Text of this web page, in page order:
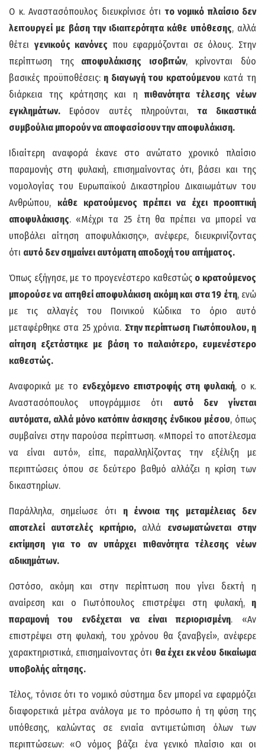
Ο κ. Αναστασόπουλος διευκρίνισε ότιτο νομικό πλαίσιο δεν
λειτουργεί με βάση την ιδιαιτερότητα κάθε υπόθεσης, αλλά
θέτειγενικούς κανόνες που εφαρμόζονται σε όλους. Στην
περίπτωση τηςαποφυλάκισης ισοβιτών, κρίνονται δύο
βασικές προϋποθέσεις:η διαγωγή του κρατούμενου κατά τη
διάρκεια της κράτησης και ηπιθανότητα τέλεσης νέων
εγκλημάτων. Εφόσον αυτές πληρούνται,τα δικαστικά
συμβούλια μπορούν να αποφασίσουν την αποφυλάκιση.
Ιδιαίτερη αναφορά έκανε στο ανώτατο χρονικό πλαίσιο
παραμονής στη φυλακή, επισημαίνοντας ότι, βάσει και της
νομολογίας του Ευρωπαϊκού Δικαστηρίου Δικαιωμάτων του
Ανθρώπου, κάθε κρατούμενος πρέπει να έχει προοπτική
αποφυλάκισης. «Μέχρι τα 25 έτη θα πρέπει να μπορεί να
υποβάλει αίτηση αποφυλάκισης», ανέφερε, διευκρινίζοντας
ότι αυτό δεν σημαίνει αυτόματη αποδοχή του αιτήματος.
Όπως εξήγησε, με το προγενέστερο καθεστώς ο κρατούμενος
μπορούσε να αιτηθεί αποφυλάκιση ακόμη και στα 19 έτη, ενώ
με τις αλλαγές του Ποινικού Κώδικα το όριο αυτό
μεταφέρθηκε στα 25 χρόνια. Στην περίπτωση Γιωτόπουλου, η
αίτηση εξετάστηκε με βάση το παλαιότερο, ευμενέστερο
καθεστώς.
Αναφορικά με το ενδεχόμενο επιστροφής στη φυλακή, ο κ.
Αναστασόπουλος υπογράμμισε ότι αυτό δεν γίνεται
αυτόματα, αλλά μόνο κατόπιν άσκησης ένδικου μέσου, όπως
συμβαίνει στην παρούσα περίπτωση. «Μπορεί το αποτέλεσμα
να είναι αυτό», είπε, παραλληλίζοντας την εξέλιξη με
περιπτώσεις όπου σε δεύτερο βαθμό αλλάζει η κρίση των
δικαστηρίων.
Παράλληλα, σημείωσε ότι η έννοια της μεταμέλειας δεν
αποτελεί αυτοτελές κριτήριο,αλλά ενσωματώνεται στην
εκτίμηση για το αν υπάρχει πιθανότητα τέλεσης νέων
αδικημάτων.
Ωστόσο, ακόμη και στην περίπτωση που γίνει δεκτή η
αναίρεση και ο Γιωτόπουλος επιστρέψει στη φυλακή,η
παραμονή του ενδέχεται να είναι περιορισμένη. «Αν
επιστρέψει στη φυλακή, του χρόνου θα ξαναβγεί», ανέφερε
χαρακτηριστικά, επισημαίνοντας ότι θα έχει εκ νέου δικαίωμα
υποβολής αίτησης.
Τέλος, τόνισε ότι το νομικό σύστημα δεν μπορεί να εφαρμόζει
διαφορετικά μέτρα ανάλογα με το πρόσωπο ή τη φύση της
υπόθεσης, καλώντας σε ενιαία αντιμετώπιση όλων των
περιπτώσεων: «Ο νόμος βάζει ένα γενικό πλαίσιο και οι